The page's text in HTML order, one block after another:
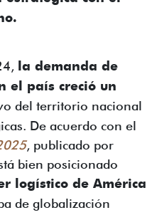
la demanda de
el país creció un
del territorio nacional
De acuerdo con el
, publicado por
bien posicionado
logístico de América
de globalización